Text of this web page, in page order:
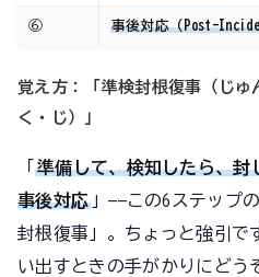
⑥ 事後対応（Post-
覚え方：「準検封根復事（じ
く・じ）」
「準備して、検知したら、封
事後対応」——この6ステップ
封根復事」。ちょっと強引で
い出すときの手がかりにどう